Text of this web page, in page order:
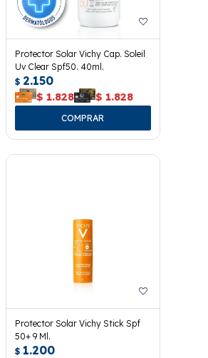
Protector Solar Vichy Cap. Soleil
Uv Clear Spf50. 40ml.
$ 2.150
$ 1.828 $ 1.828
Protector Solar Vichy Stick Spf
50+ 9 Ml.
$ 1.200